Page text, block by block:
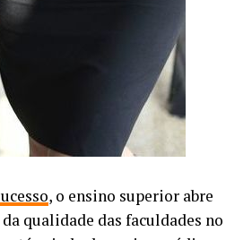
, o ensino superior abre
qualidade das faculdades no